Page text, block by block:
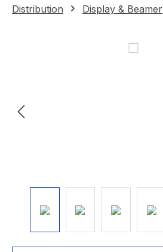
Distribution Display & Beamer
Bildergalerie überspringen